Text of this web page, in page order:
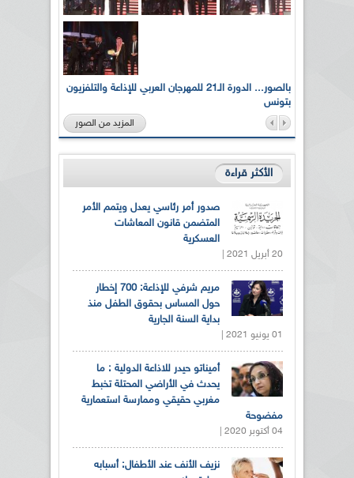
بالصور... الدورة الـ21 للمهرجان العربي للإذاعة والتلفزيون
بتونس
المزيد من الصور
الأكثر قراءة
صدور أمر رئاسي يعدل ويتمم الأمر
المتضمن قانون المعاشات
العسكرية
20 أبريل 2021 |
مريم شرفي للإذاعة: 700 إخطار
حول المساس بحقوق الطفل منذ
بداية السنة الجارية
01 يونيو 2021 |
أميناتو حيدر للاذاعة الدولية : ما
يحدث في الأراضي المحتلة تخبط
مغربي حقيقي وممارسة استعمارية
مفضوحة
04 أكتوبر 2020 |
نزيف الأنف عند الأطفال: أسبابه